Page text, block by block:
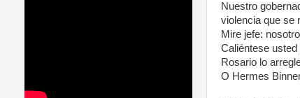
Nuestro
violencia que se
Mire jefe:
Caliéntese
Rosario lo
O Hermes